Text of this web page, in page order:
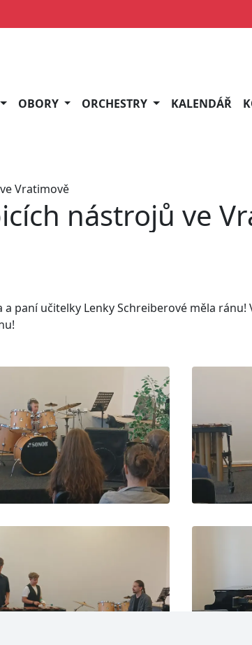
OBORY ORCHESTRY KALENDÁŘ
Vratimově
nástrojů ve
paní učitelky Lenky Schreiberové měla ránu!